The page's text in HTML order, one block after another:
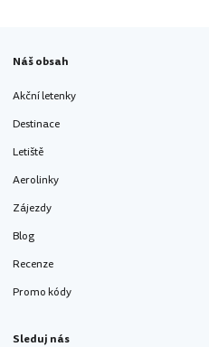
Náš obsah
Akční letenky
Destinace
Letiště
Aerolinky
Zájezdy
Blog
Recenze
Promo kódy
Sleduj nás